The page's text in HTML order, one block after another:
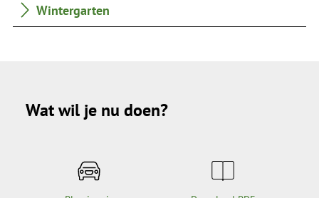
Wintergarten
Wat wil je nu doen?